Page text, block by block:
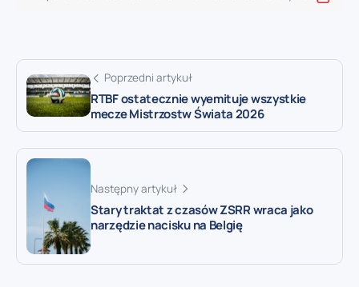
Poprzedni artykuł
RTBF ostatecznie wyemituje wszystkie
mecze Mistrzostw Świata 2026
Następny artykuł
Stary traktat z czasów ZSRR wraca jako
narzędzie nacisku na Belgię